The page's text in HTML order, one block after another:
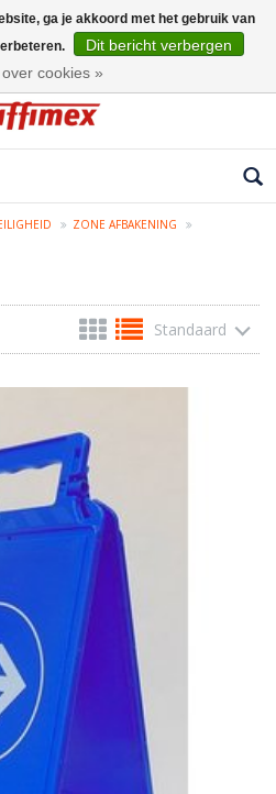
ZONE AFBAKENING
Standaard
ga je akkoord met het gebruik van
Dit bericht verbergen
cookies »